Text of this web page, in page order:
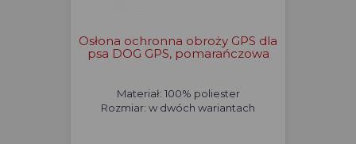
Osłona ochronna obroży GPS dla
psa DOG GPS, pomarańczowa
Materiał: 100% poliester
Rozmiar: w dwóch wariantach